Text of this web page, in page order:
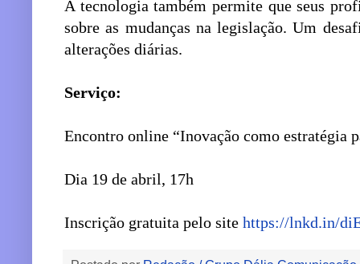
A tecnologia também permite que seus
sobre as mudanças na legislação. Um
alterações diárias.
Serviço:
Encontro online “Inovação como estratégia
Dia 19 de abril, 17h
Inscrição gratuita pelo site https://lnkd.in/